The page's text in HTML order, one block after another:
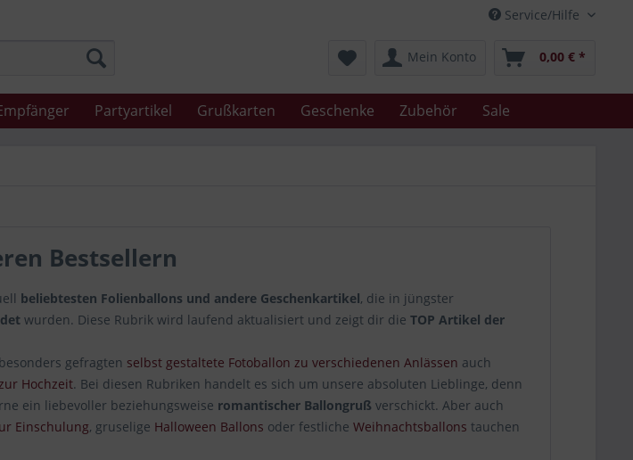
Service/Hilfe
Mein Konto 0,00 € *
Partyartikel Grußkarten Geschenke Zubehör Sale
Bestsellern
beliebtesten Folienballons und andere Geschenkartikel, die in jüngster
wurden. Diese Rubrik wird laufend aktualisiert und zeigt dir die TOP Artikel der
gefragten selbst gestaltete Fotoballon zu verschiedenen Anlässen auch
Hochzeit. Bei diesen Rubriken handelt es sich um unsere absoluten Lieblinge, denn
ein liebevoller beziehungsweise romantischer Ballongruß verschickt. Aber auch
Einschulung, gruselige Halloween Ballons oder festliche Weihnachtsballons tauchen